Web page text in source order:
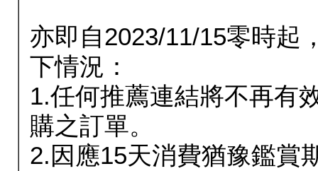
亦即自2023/11/15零時起
下情況：
1.任何推薦連結將不再有
購之訂單。
2.因應15天消費猶豫鑑賞